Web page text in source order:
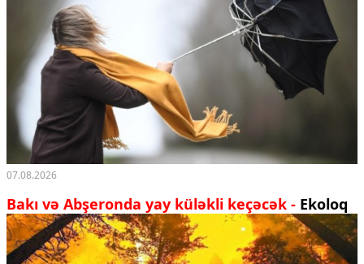
07.08.2026
Bakı və Abşeronda yay küləkli keçəcək - Ekoloq